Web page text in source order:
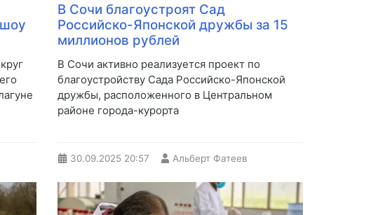
В Сочи благоустроят Сад
Российско-Японской дружбы за 15
миллионов рублей
В Сочи активно реализуется проект по
благоустройству Сада Российско-Японской
дружбы, расположенного в Центральном
районе города-курорта
30.09.2025 20:57 Альберт Фатеев